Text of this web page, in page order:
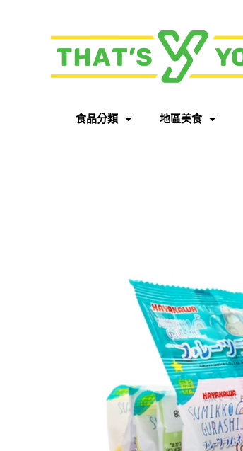
食品分類 地區美食